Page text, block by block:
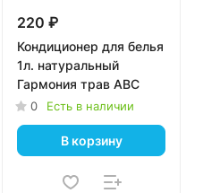
220 ₽
Кондиционер для белья
1л. натуральный
Гармония трав ABC
0 Есть в наличии
В корзину